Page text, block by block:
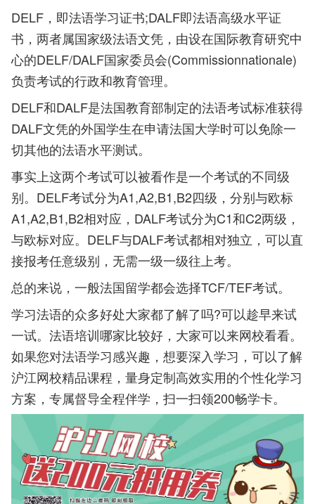
DELF，即法语学习证书;DALF即法语高级水平证
书，两者属国家级法语文凭，由设在国际教育研究中
心的DELF/DALF国家委员会(Commissionnationale)
负责考试的行政和教育管理。
DELF和DALF是法国教育部制定的法语考试标准获得
DALF文凭的外国学生在申请法国大学时可以免除一
切其他的法语水平测试。
事实上这两个考试可以被看作是一个考试的不同级
别。DELF考试分为A1,A2,B1,B2四级，分别与欧标
A1,A2,B1,B2相对应，DALF考试分为C1和C2两级，
与欧标对应。DELF与DALF考试都相对独立，可以直
接报考任意级别，无需一级一级往上考。
总的来说，一般法国留学都会选择TCF/TEF考试。
学习法语的众多好处大家都了解了吗?可以趁早来试
一试。法语培训哪家比较好，大家可以来网校看看。
如果您对法语学习感兴趣，想要深入学习，可以了解
沪江网校精品课程，量身定制高效实用的个性化学习
方案，专属督导全程伴学，扫一扫领200畅学卡。